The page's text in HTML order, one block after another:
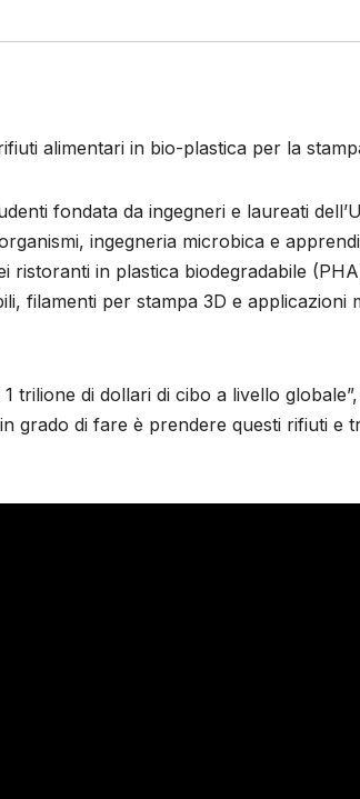
alimentari in bio-plastica per la
fondata da ingegneri e laureati
ingegneria microbica e
ristoranti in plastica biodegradabile
filamenti per stampa 3D e applicazioni
trilione di dollari di cibo a livello
grado di fare è prendere questi rifiuti e